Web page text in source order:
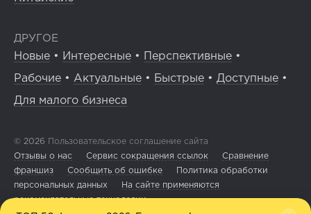
ДРУГОЕ
Новые • Интересные • Перспективные •
Рабочие • Актуальные • Быстрые • Доступные •
Для малого бизнеса
© 2026 Пользовательское соглашение сайта
Отзывы о нас
Сервис сокращения ссылок
Сравнение
франшиз
Сообщить об ошибке
Политика обработки
персональных данных
На сайте применяются
рекомендательные технологии